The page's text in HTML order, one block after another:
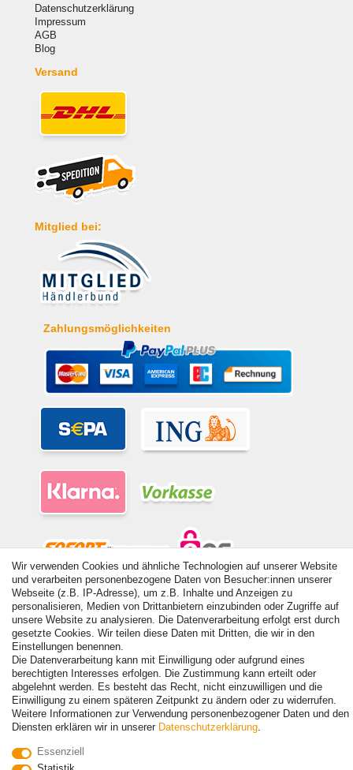
Datenschutzerklärung
Impressum
AGB
Blog
Versand
Mitglied bei:
Zahlungsmöglichkeiten
© Copyright 2026 | Alle Rechte vorbehalten. - Alle Rechte vorbehalten.
Preisangaben inkl. gesetzl. 19% MwSt. | Grundpreise siehe Artikeldetail | *Gilt für
Lieferungen nach Deutschland!
Vertrag widerrufen
Wir verwenden Cookies und ähnliche Technologien auf unserer Website
und verarbeiten personenbezogene Daten von Besucher:innen unserer
Webseite (z.B. IP-Adresse), um z.B. Inhalte und Anzeigen zu
personalisieren, Medien von Drittanbietern einzubinden oder Zugriffe auf
unsere Website zu analysieren. Die Datenverarbeitung erfolgt erst durch
gesetzte Cookies. Wir teilen diese Daten mit Dritten, die wir in den
Einstellungen benennen.
Die Datenverarbeitung kann mit Einwilligung oder aufgrund eines
berechtigten Interesses erfolgen. Die Zustimmung kann erteilt oder
abgelehnt werden. Es besteht das Recht, nicht einzuwilligen und die
Einwilligung zu einem späteren Zeitpunkt zu ändern oder zu widerrufen.
Weitere Informationen zur Verwendung personenbezogener Daten und den
Diensten erklären wir in unserer Daten­schutz­erklärung.
Essenziell